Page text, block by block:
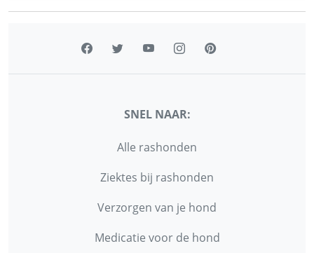
SNEL NAAR:
Alle rashonden
Ziektes bij rashonden
Verzorgen van je hond
Medicatie voor de hond